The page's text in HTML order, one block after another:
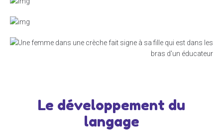
Le développement du
langage